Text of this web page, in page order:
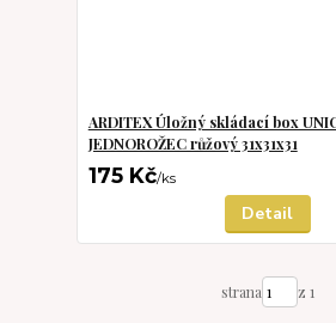
ARDITEX Úložný skládací box
JEDNOROŽEC růžový 31x31x31
175 Kč/ks
Detail
strana z 1